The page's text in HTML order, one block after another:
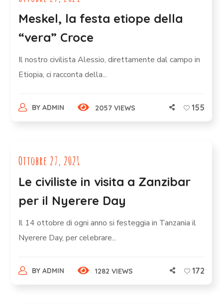
Meskel, la festa etiope della
“vera” Croce
Il nostro civilista Alessio, direttamente dal campo in
Etiopia, ci racconta della...
BY ADMIN 2057 VIEWS 155
Ottobre 27, 2021
Le civiliste in visita a Zanzibar
per il Nyerere Day
Il 14 ottobre di ogni anno si festeggia in Tanzania il
Nyerere Day, per celebrare...
BY ADMIN 1282 VIEWS 172